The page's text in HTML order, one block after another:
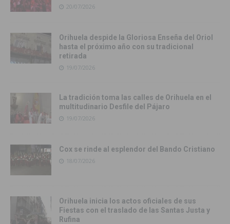
20/07/2026
Orihuela despide la Gloriosa Enseña del Oriol
hasta el próximo año con su tradicional
retirada
19/07/2026
La tradición toma las calles de Orihuela en el
multitudinario Desfile del Pájaro
19/07/2026
Cox se rinde al esplendor del Bando Cristiano
18/07/2026
Orihuela inicia los actos oficiales de sus
Fiestas con el traslado de las Santas Justa y
Rufina